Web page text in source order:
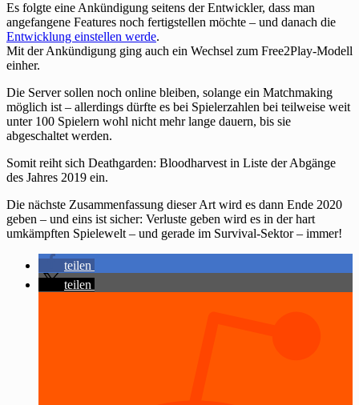
Es folgte eine Ankündigung seitens der Entwickler, dass man
angefangene Features noch fertigstellen möchte – und danach die
Entwicklung einstellen werde.
Mit der Ankündigung ging auch ein Wechsel zum Free2Play-Modell
einher.
Die Server sollen noch online bleiben, solange ein Matchmaking
möglich ist – allerdings dürfte es bei Spielerzahlen bei teilweise weit
unter 100 Spielern wohl nicht mehr lange dauern, bis sie
abgeschaltet werden.
Somit reiht sich Deathgarden: Bloodharvest in Liste der Abgänge
des Jahres 2019 ein.
Die nächste Zusammenfassung dieser Art wird es dann Ende 2020
geben – und eins ist sicher: Verluste geben wird es in der hart
umkämpften Spielewelt – und gerade im Survival-Sektor – immer!
teilen
teilen